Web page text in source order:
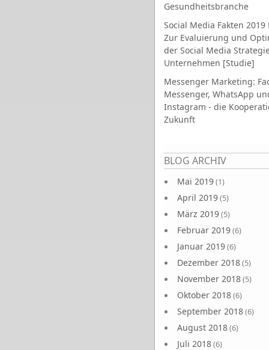
Gesundheitsbranche
Social Media Fakten 2019
Zur Evaluierung und
der Social Media
Unternehmen [Studie]
Messenger Marketing:
Messenger, WhatsApp
Instagram - die
Zukunft
BLOG ARCHIV
Mai 2019(1)
April 2019(5)
März 2019(5)
Februar 2019(6)
Januar 2019(6)
Dezember 2018(5)
November 2018(5)
Oktober 2018(6)
September 2018(6)
August 2018(6)
Juli 2018(6)
Seiten